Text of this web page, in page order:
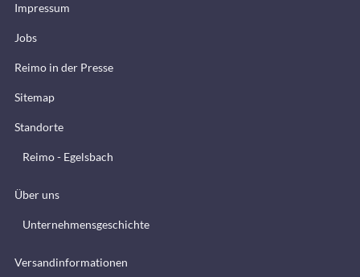
Impressum
Jobs
Reimo in der Presse
Sitemap
Standorte
Reimo - Egelsbach
Über uns
Unternehmensgeschichte
Versandinformationen